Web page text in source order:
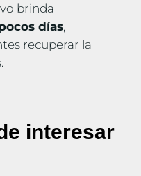
brinda
días,
recuperar la
interesar